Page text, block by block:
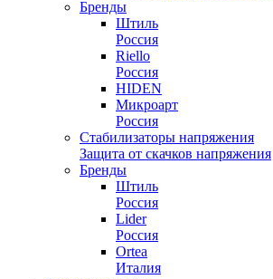
Бренды
Штиль
Россия
Riello
Россия
HIDEN
Микроарт
Россия
Стабилизаторы напряжения
Защита от скачков напряжения
Бренды
Штиль
Россия
Lider
Россия
Ortea
Италия